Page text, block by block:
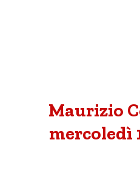
Maurizio
mercoledì